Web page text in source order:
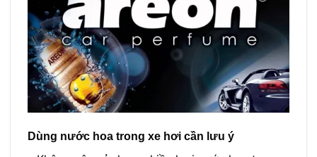
Dùng nước hoa trong xe hơi cần lưu ý